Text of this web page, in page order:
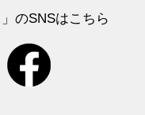
のSNSはこちら